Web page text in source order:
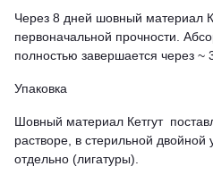
Через 8 дней шовный материал
первоначальной прочности.
полностью завершается через ~
Упаковка
Шовный материал Кетгут
растворе, в стерильной
отдельно (лигатуры).